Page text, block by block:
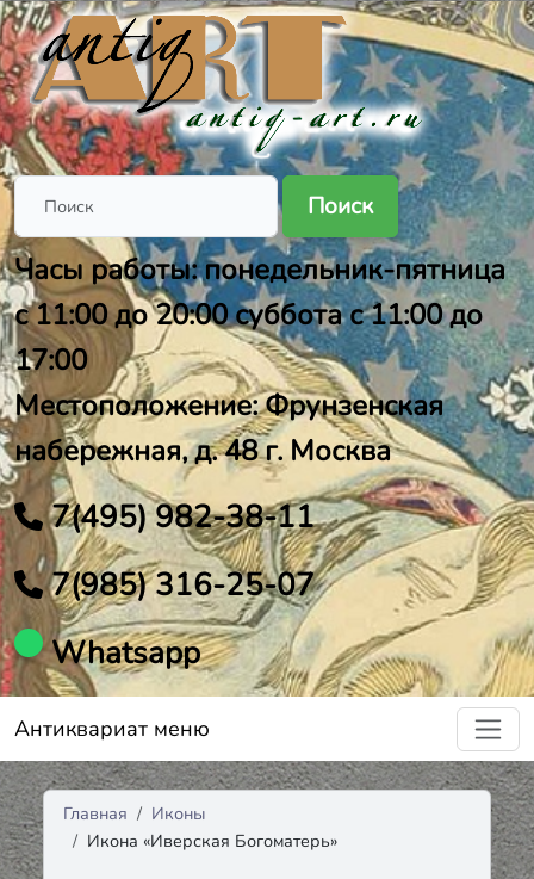
Поиск
Часы работы: понедельник-пятница
с 11:00 до 20:00 суббота с 11:00 до
17:00
Местоположение: Фрунзенская
набережная, д. 48 г. Москва
7(495) 982-38-11
7(985) 316-25-07
Whatsapp
Антиквариат меню
Главная
Иконы
Икона «Иверская Богоматерь»